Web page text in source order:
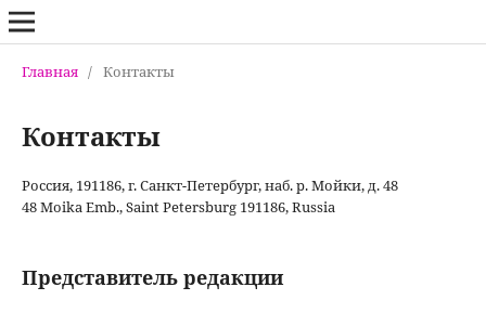
Главная / Контакты
Контакты
Россия, 191186, г. Санкт-Петербург, наб. р. Мойки, д. 48
48 Moika Emb., Saint Petersburg 191186, Russia
Представитель редакции